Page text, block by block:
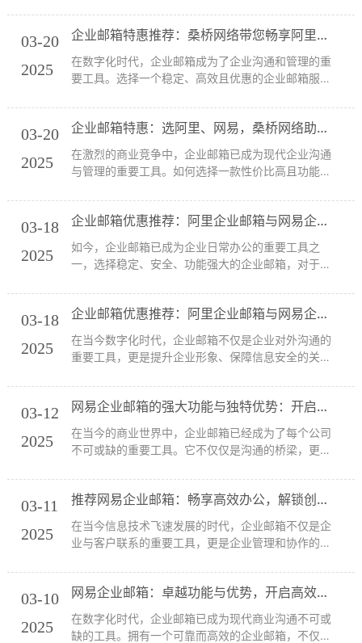
将为您推荐阿里企业邮箱和网易企业邮箱这两大国内
知名品牌，并介绍其最新优惠活动。作为阿里企业邮
箱和...
03-20
2025
企业邮箱特惠推荐：桑桥网络带您畅享阿里与网易的超值优惠
在数字化时代，企业邮箱成为了企业沟通和管理的重
要工具。选择一个稳定、高效且优惠的企业邮箱服务
为您推荐两家国内知名的企业邮箱——阿里企业邮箱
和网易企业邮箱，以及企业邮箱服务专家桑桥网络提
供的...
03-20
2025
企业邮箱特惠：选阿里、网易，桑桥网络助您省钱省心！
在激烈的商业竞争中，企业邮箱已成为现代企业沟通
与管理的重要工具。如何选择一款性价比高且功能强
为您推荐两款国内优秀的企业邮箱产品——阿里企业
邮箱和网易企业邮箱，并介绍一位专业的企业邮箱服
务商...
03-18
2025
企业邮箱优惠推荐：阿里企业邮箱与网易企业邮箱最新促销信息
如今，企业邮箱已成为企业日常办公的重要工具之
一，选择稳定、安全、功能强大的企业邮箱，对于企
业邮箱品牌——阿里企业邮箱和网易企业邮箱，凭借
卓越的稳定性和专业服务，备受众多企业用户的认
可。本...
03-18
2025
企业邮箱优惠推荐：阿里企业邮箱与网易企业邮箱全面解析
在当今数字化时代，企业邮箱不仅是企业对外沟通的
重要工具，更是提升企业形象、保障信息安全的关
款性价比高、稳定可靠的企业邮箱成为许多企业的难
题。本文将为您推荐两款国内知名企业邮箱——阿里
企业...
03-12
2025
网易企业邮箱的强大功能与独特优势：开启高效沟通新体验
在当今的商业世界中，企业邮箱已经成为了每个公司
不可或缺的重要工具。它不仅仅是沟通的桥梁，更是
越的功能和无可比拟的优势，成为了众多企业的首
选。本文将深入探讨网易企业邮箱的特色功能和优
势，并推...
03-11
2025
推荐网易企业邮箱：畅享高效办公，解锁创新功能与卓越优势
在当今信息技术飞速发展的时代，企业邮箱不仅是企
业与客户联系的重要工具，更是企业管理和协作的关
先的企业邮箱服务提供商，以其独特的功能和卓越的
性能，成为众多企业的首选。在本文中，我们将深入
探...
03-10
2025
网易企业邮箱：卓越功能与优势，开启高效沟通新体验
在数字化时代，企业邮箱已成为现代商业沟通不可或
缺的工具。拥有一个可靠而高效的企业邮箱，不仅能